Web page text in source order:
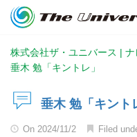
株式会社ザ・ユニバース |
垂木 勉「キントレ」
垂木 勉「キント
On 2024/11/2 Filed